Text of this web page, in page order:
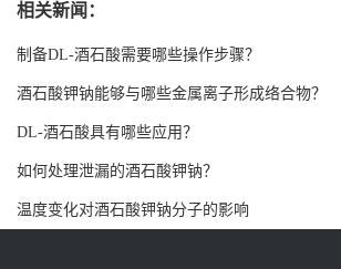
荣
联
相关新闻：
制备DL-酒石酸需要哪些操作步骤？
酒石酸钾钠能够与哪些金属离子形成络合物？
DL-酒石酸具有哪些应用？
如何处理泄漏的酒石酸钾钠？
温度变化对酒石酸钾钠分子的影响